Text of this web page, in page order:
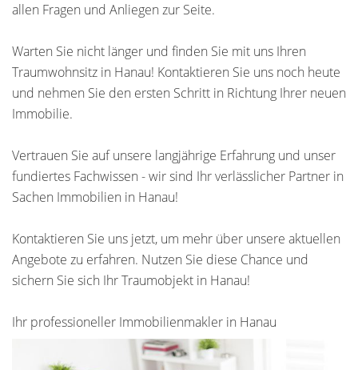
allen Fragen und Anliegen zur Seite.
Warten Sie nicht länger und finden Sie mit uns Ihren
Traumwohnsitz in Hanau! Kontaktieren Sie uns noch heute
und nehmen Sie den ersten Schritt in Richtung Ihrer neuen
Immobilie.
Vertrauen Sie auf unsere langjährige Erfahrung und unser
fundiertes Fachwissen - wir sind Ihr verlässlicher Partner in
Sachen Immobilien in Hanau!
Kontaktieren Sie uns jetzt, um mehr über unsere aktuellen
Angebote zu erfahren. Nutzen Sie diese Chance und
sichern Sie sich Ihr Traumobjekt in Hanau!
Ihr professioneller Immobilienmakler in Hanau